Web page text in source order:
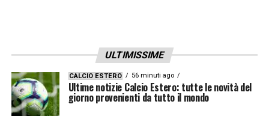
45′ – Sette minuti di recupero!
35′ESPULSO PELLEGRINI!Fallo del terzino
cagliaritano, già ammonito, su Ola Aina.
ULTIMISSIME
CALCIO ESTERO 56 minuti ago
Ultime notizie Calcio Estero: tutte le novità del
giorno provenienti da tutto il mondo